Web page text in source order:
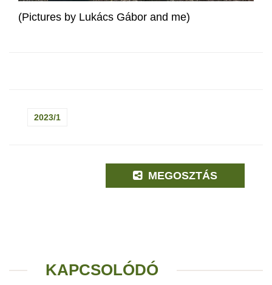
(Pictures by Lukács Gábor and me)
2023/1
MEGOSZTÁS
KAPCSOLÓDÓ